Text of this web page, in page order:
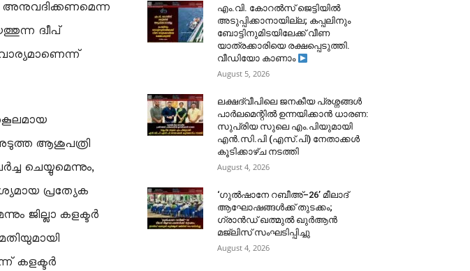
ദ്വീപ്
അടുത്ത ആശുപത്രി
ചെയ്യുമെന്നും,
പ്രത്യേക
ജില്ലാ കളക്ടർ
കളക്ടർ
​എം.വി. കോറൽസ് ജെട്ടിയിൽ
അടുപ്പിക്കാനായില്ല; കപ്പലിനും
ബോട്ടിനുമിടയിലേക്ക് വീണ
യാത്രക്കാരിയെ രക്ഷപ്പെടുത്തി.
വീഡിയോ കാണാം
August 5, 2026
ലക്ഷദ്വീപിലെ ജനകീയ പ്രശ്നങ്ങൾ
പാർലമെന്റിൽ ഉന്നയിക്കാൻ ധാരണ:
സുപ്രിയ സുലെ എം.പിയുമായി
എൻ.സി.പി (എസ്.പി) നേതാക്കൾ
കൂടിക്കാഴ്ച നടത്തി
August 4, 2026
‘ഗുൽഷാനേ റബീഅ്–26’ മീലാദ്
ആഘോഷങ്ങൾക്ക് തുടക്കം;
ഗ്രാൻഡ് ഖത്മുൽ ഖുർആൻ
മജ്‌ലിസ് സംഘടിപ്പിച്ചു
August 4, 2026